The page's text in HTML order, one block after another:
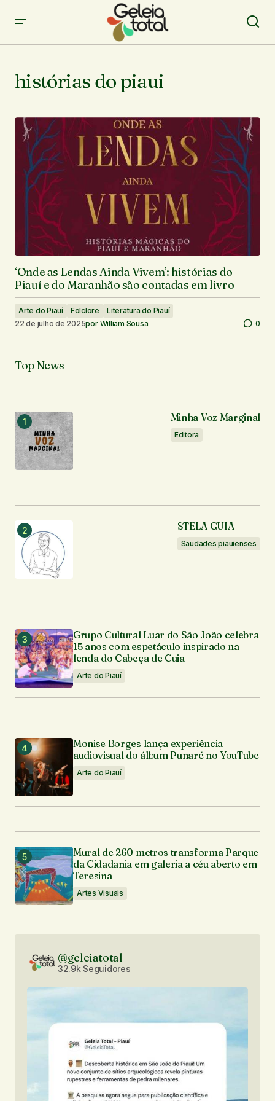
histórias do piaui
‘Onde as Lendas Ainda Vivem’: histórias do
Piauí e do Maranhão são contadas em livro
Arte do Piauí Folclore
Literatura do Piauí
22 de julho de 2025por William Sousa 0
Top News
Minha Voz Marginal
Editora
STELA GUIA
Saudades piauienses
Grupo Cultural Luar do São João celebra
15 anos com espetáculo inspirado na
lenda do Cabeça de Cuia
Arte do Piauí
Monise Borges lança experiência
audiovisual do álbum Punaré no YouTube
Arte do Piauí
Mural de 260 metros transforma Parque
da Cidadania em galeria a céu aberto em
Teresina
Artes Visuais
@geleiatotal
32.9k Seguidores